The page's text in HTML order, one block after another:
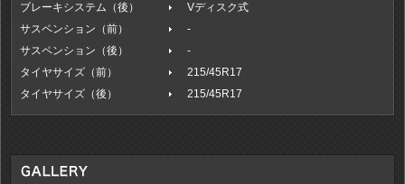
ブレーキシステム（後）
Vディスク式
サスペンション（前）
-
サスペンション（後）
-
タイヤサイズ（前）
215/45R17
タイヤサイズ（後）
215/45R17